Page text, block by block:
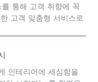
를 통해 고객 취향에 꼭
고객 맞춤형 서비스로
인테리어에 세심함을